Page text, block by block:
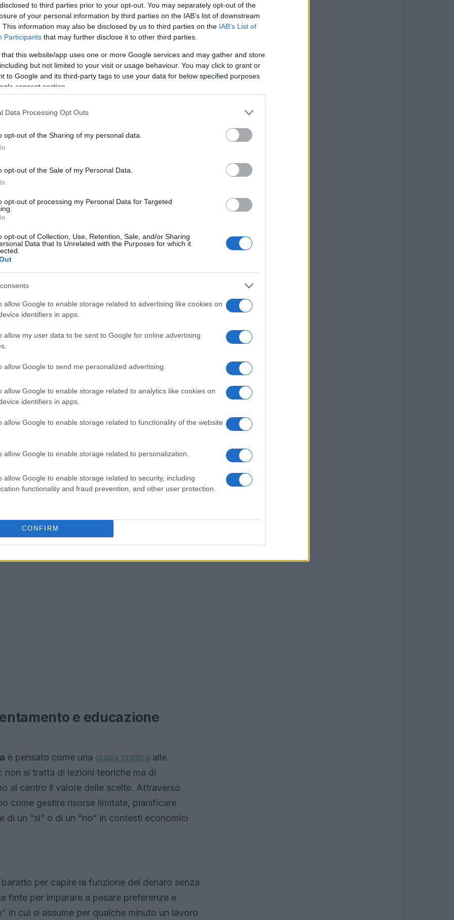
to third parties prior to your opt-out. You may separately opt-out of the
of your personal information by third parties on the IAB’s list of downstream
This information may also be disclosed by us to third parties on the IAB’s List of
Participants that may further disclose it to other third parties.
that this website/app uses one or more Google services and may gather and store
but not limited to your visit or usage behaviour. You may click to grant or
to Google and its third-party tags to use your data for below specified purposes
consent section.
Data Processing Opt Outs
opt-out of the Sharing of my personal data.
opt-out of the Sale of my Personal Data.
opt-out of processing my Personal Data for Targeted
opt-out of Collection, Use, Retention, Sale, and/or Sharing
Data that Is Unrelated with the Purposes for which it
allow Google to enable storage related to advertising like cookies on
identifiers in apps.
allow my user data to be sent to Google for online advertising
allow Google to send me personalized advertising.
allow Google to enable storage related to analytics like cookies on
identifiers in apps.
allow Google to enable storage related to functionality of the website
allow Google to enable storage related to personalization.
allow Google to enable storage related to security, including
functionality and fraud prevention, and other user protection.
CONFIRM
STEM
pratiche con attività ludiche, sfide e
sono limitati, quindi chi è interessato è
vuole essere intensiva ma con gruppi ridotti
di ciascun laboratorio sono riportate
in azione
per chi è curioso di capire i principi che
Con esperimenti, giochi e problemi
sperimentare concetti di fisica, chimica e
ideale per chi ama costruire, provare e
prova creatività e capacità di ragionamento.
per inviare segnali Morse, la celebreEgg
caduta, esperimenti sulla legge dei gas e
Si esploreranno anche meccanismi ispirati
e si introdurrà il
Le date di questo percorso sonovenerdì 19
e educazione
è pensato come una guida pratica alle
si tratta di lezioni teoriche ma di
al centro il valore delle scelte. Attraverso
come gestire risorse limitate, pianificare
un “sì” o di un “no” in contesti economici
per capire la funzione del denaro senza
finte per imparare a pesare preferenze e
in cui si assume per qualche minuto un lavoro